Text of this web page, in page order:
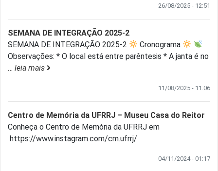
26/08/2025 - 12:51
SEMANA DE INTEGRAÇÃO 2025-2
SEMANA DE INTEGRAÇÃO 2025-2
Cronograma
Observações: * O local está entre parêntesis * A janta é no
… leia mais
11/08/2025 - 11:06
Centro de Memória da UFRRJ – Museu Casa do Reitor
Conheça o Centro de Memória da UFRRJ em
https://www.instagram.com/cm.ufrrj/
04/11/2024 - 01:17